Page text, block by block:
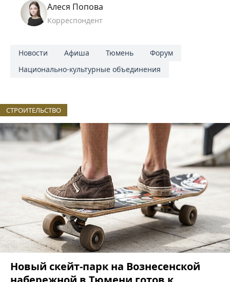
Алеся Попова
Корреспондент
Новости Афиша Тюмень
Форум
Национально-культурные объединения
СТРОИТЕЛЬСТВО
Новый скейт-парк на Вознесенской